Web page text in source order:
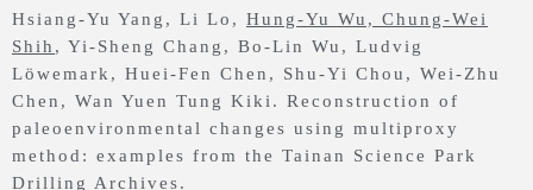
Hsiang-Yu Yang, Li Lo, Hung-Yu Wu, Chung-Wei
Shih , Yi-Sheng Chang, Bo-Lin Wu, Ludvig
Löwemark, Huei-Fen Chen, Shu-Yi Chou, Wei-Zhu
Chen, Wan Yuen Tung Kiki. Reconstruction of
paleoenvironmental changes using multiproxy
method: examples from the Tainan Science Park
Drilling Archives.